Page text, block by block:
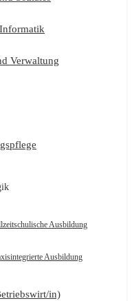
Verwaltung
Ausbildung
Ausbildung
in)